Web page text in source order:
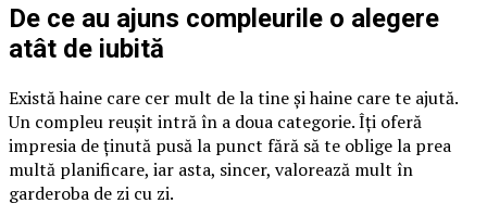
De ce au ajuns compleurile o alegere
atât de iubită
Există haine care cer mult de la tine și haine care te ajută.
Un compleu reușit intră în a doua categorie. Îți oferă
impresia de ținută pusă la punct fără să te oblige la prea
multă planificare, iar asta, sincer, valorează mult în
garderoba de zi cu zi.